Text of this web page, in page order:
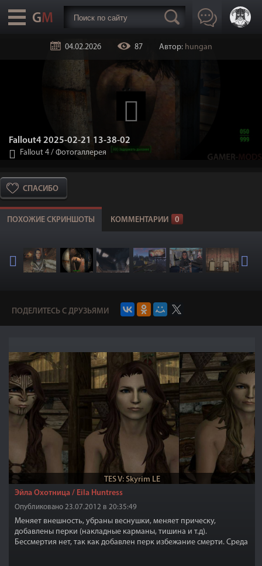
04.02.2026 87 Автор: hungan
Fallout4 2025-02-21 13-38-02
Fallout 4 / Фотогаллерея
СПАСИБО
ПОХОЖИЕ СКРИНШОТЫ КОММЕНТАРИИ 0
ПОДЕЛИТЕСЬ С ДРУЗЬЯМИ
TES V: Skyrim LE
Эйла Охотница / Eila Huntress
Опубликовано 23.07.2012 в 20:35:49
Меняет внешность, убраны веснушки, меняет прическу,
добавлены перки (накладные карманы, тишина и т.д).
Бессмертия нет, так как добавлен перк избежание смерти. Среда